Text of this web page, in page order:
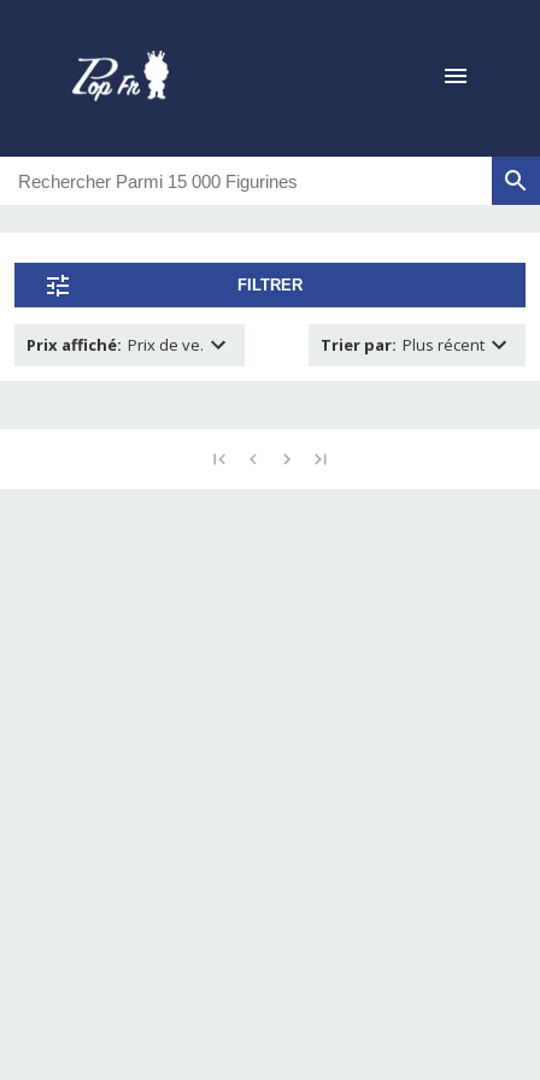
FILTRER
Prix affiché: Prix de ve. Trier par: Plus récent